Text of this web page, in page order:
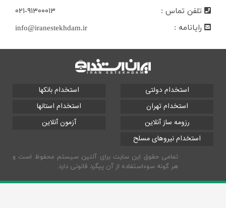
تلفن تماس :
۰۲۱-۹۱۳۰۰۰۱۳
رایانامه :
info@iranestekhdam.ir
استخدام دولتی
استخدام بانکها
استخدام تهران
استخدام استانها
رزومه ساز آنلاین
آزمون آنلاین
استخدام نیروهای مسلح
تمامی حقوق این سایت برای آلتین سیستم محفوظ است و
هر گونه سوءاستفاده از آن پیگرد قانونی دارد.